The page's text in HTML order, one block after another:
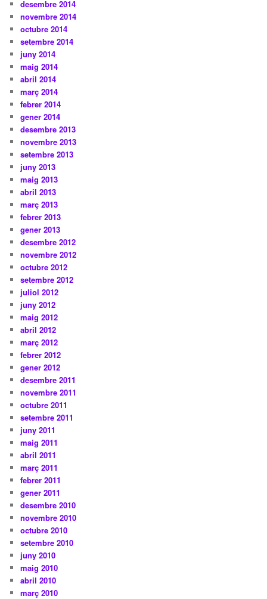
desembre 2014
novembre 2014
octubre 2014
setembre 2014
juny 2014
maig 2014
abril 2014
març 2014
febrer 2014
gener 2014
desembre 2013
novembre 2013
setembre 2013
juny 2013
maig 2013
abril 2013
març 2013
febrer 2013
gener 2013
desembre 2012
novembre 2012
octubre 2012
setembre 2012
juliol 2012
juny 2012
maig 2012
abril 2012
març 2012
febrer 2012
gener 2012
desembre 2011
novembre 2011
octubre 2011
setembre 2011
juny 2011
maig 2011
abril 2011
març 2011
febrer 2011
gener 2011
desembre 2010
novembre 2010
octubre 2010
setembre 2010
juny 2010
maig 2010
abril 2010
març 2010